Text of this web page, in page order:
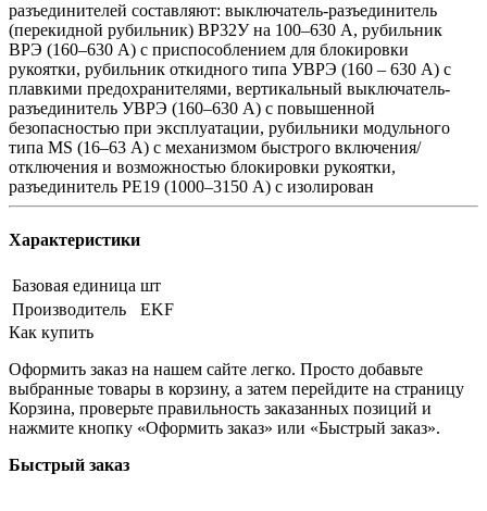
разъединителей составляют: выключатель-разъединитель
(перекидной рубильник) ВР32У на 100–630 А, рубильник
ВРЭ (160–630 А) с приспособлением для блокировки
рукоятки, рубильник откидного типа УВРЭ (160 – 630 А) с
плавкими предохранителями, вертикальный выключатель-
разъединитель УВРЭ (160–630 А) с повышенной
безопасностью при эксплуатации, рубильники модульного
типа MS (16–63 А) с механизмом быстрого включения/
отключения и возможностью блокировки рукоятки,
разъединитель РЕ19 (1000–3150 А) с изолирован
Характеристики
Базовая единица шт
Производитель
EKF
Как купить
Оформить заказ на нашем сайте легко. Просто добавьте
выбранные товары в корзину, а затем перейдите на страницу
Корзина, проверьте правильность заказанных позиций и
нажмите кнопку «Оформить заказ» или «Быстрый заказ».
Быстрый заказ